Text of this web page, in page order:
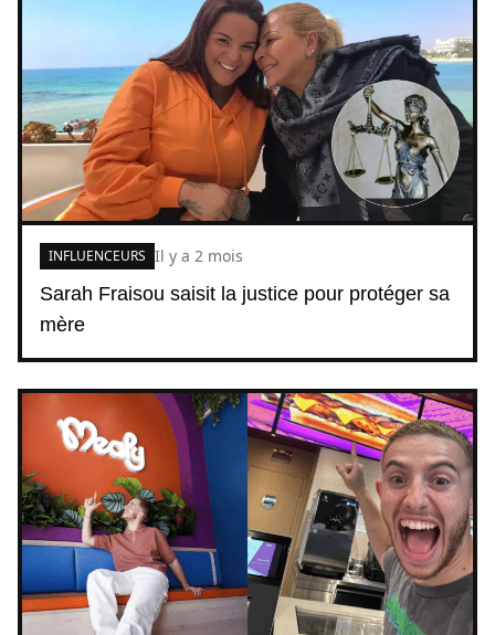
Sarah Fraisou saisit la justice pour protéger sa
mère
INFLUENCEURS Il y a 2 mois